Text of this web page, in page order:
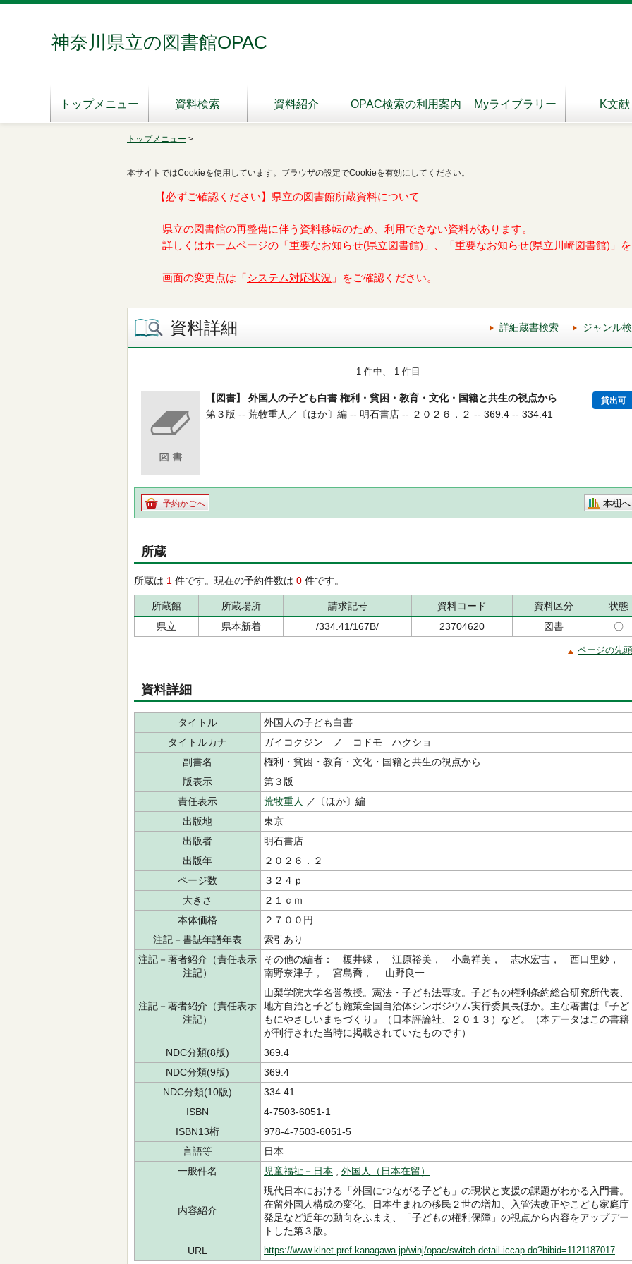
神奈川県立の図書館OPAC
トップメニュー 資料検索 資料紹介 OPAC検索の利用案内 Myライブラリー K文献
トップメニュー >
本サイトではCookieを使用しています。ブラウザの設定でCookieを有効にしてください。
【必ずご確認ください】県立の図書館所蔵資料について
県立の図書館の再整備に伴う資料移転のため、利用できない資料があります。
詳しくはホームページの「 重要なお知らせ(県立図書館) 」、「 重要なお知らせ(県立川崎図書館) 」
画面の変更点は「 システム対応状況 」をご確認ください。
資料詳細 詳細蔵書検索 ジャンル
1 件中、 1 件目
【図書】 外国人の子ども白書 権利・貧困・教育・文化・国籍と共生の視点から 貸出可
第３版 -- 荒牧重人／〔ほか〕編 -- 明石書店 -- ２０２６．２ -- 369.4 -- 334.41
予約かごへ 本棚へ
所蔵
所蔵は 1 件です。現在の予約件数は 0 件です。
所蔵館 所蔵場所 請求記号 資料コード 資料区分
状態
県立
県本新着 /334.41/167B/ 23704620 図書 〇
ページの先
資料詳細
タイトル
外国人の子ども白書
タイトルカナ
ガイコクジン ノ コドモ ハクショ
副書名
権利・貧困・教育・文化・国籍と共生の視点から
版表示
第３版
責任表示
荒牧重人
／〔ほか〕編
出版地
東京
出版者
明石書店
出版年
２０２６．２
ページ数
３２４ｐ
大きさ
２１ｃｍ
本体価格
２７００円
注記－書誌年譜年表
索引あり
注記－著者紹介（責任表示
注記）
その他の編者： 榎井縁， 江原裕美， 小島祥美， 志水宏吉， 西口里紗，
南野奈津子， 宮島喬， 山野良一
注記－著者紹介（責任表示
注記）
山梨学院大学名誉教授。憲法・子ども法専攻。子どもの権利条約総合研究所代表、
地方自治と子ども施策全国自治体シンポジウム実行委員長ほか。主な著書は『子ど
もにやさしいまちづくり』（日本評論社、２０１３）など。（本データはこの書籍
が刊行された当時に掲載されていたものです）
NDC分類(8版)
369.4
NDC分類(9版)
369.4
NDC分類(10版)
334.41
ISBN
4-7503-6051-1
ISBN13桁
978-4-7503-6051-5
言語等
日本
一般件名
児童福祉－日本 外国人（日本在留）
内容紹介
現代日本における「外国につながる子ども」の現状と支援の課題がわかる入門書。
在留外国人構成の変化、日本生まれの移民２世の増加、入管法改正やこども家庭庁
発足など近年の動向をふまえ、「子どもの権利保障」の視点から内容をアップデー
トした第３版。
URL
https://www.klnet.pref.kanagawa.jp/winj/opac/switch-detail-iccap.do?bibid=1121187017